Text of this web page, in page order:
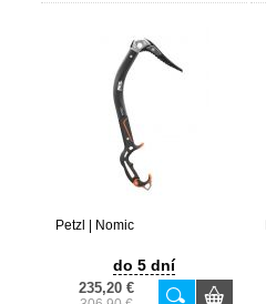
Petzl | Nomic
do 5 dní
235,20 €